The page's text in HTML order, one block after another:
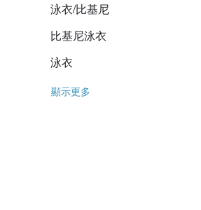
泳衣/比基尼
比基尼泳衣
泳衣
顯示更多